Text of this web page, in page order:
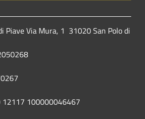
Piave Via Mura, 1 31020 San Polo di
12117 100000046467